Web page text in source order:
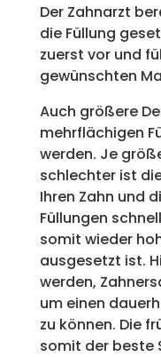
Der Zahnarzt
die Füllung
zuerst vor und
gewünschten
Auch größere
mehrflächigen
werden. Je
schlechter ist
Ihren Zahn und
Füllungen
somit wieder
ausgesetzt ist.
werden,
um einen
zu können. Die
somit der beste